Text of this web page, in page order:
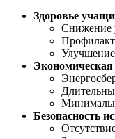
Здоровье
Снижение
Безопасность